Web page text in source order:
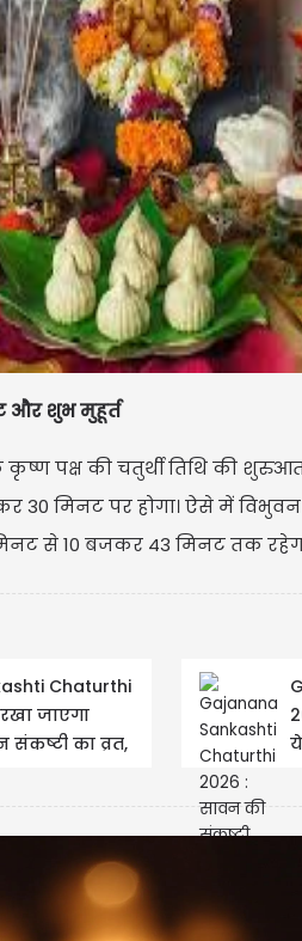
और शुभ मुहूर्त
पक्ष की चतुर्थी तिथि की
30 मिनट पर होगा। ऐसे में
से 10 बजकर 43 मिनट तक
Chaturthi
जाएगा
का व्रत,